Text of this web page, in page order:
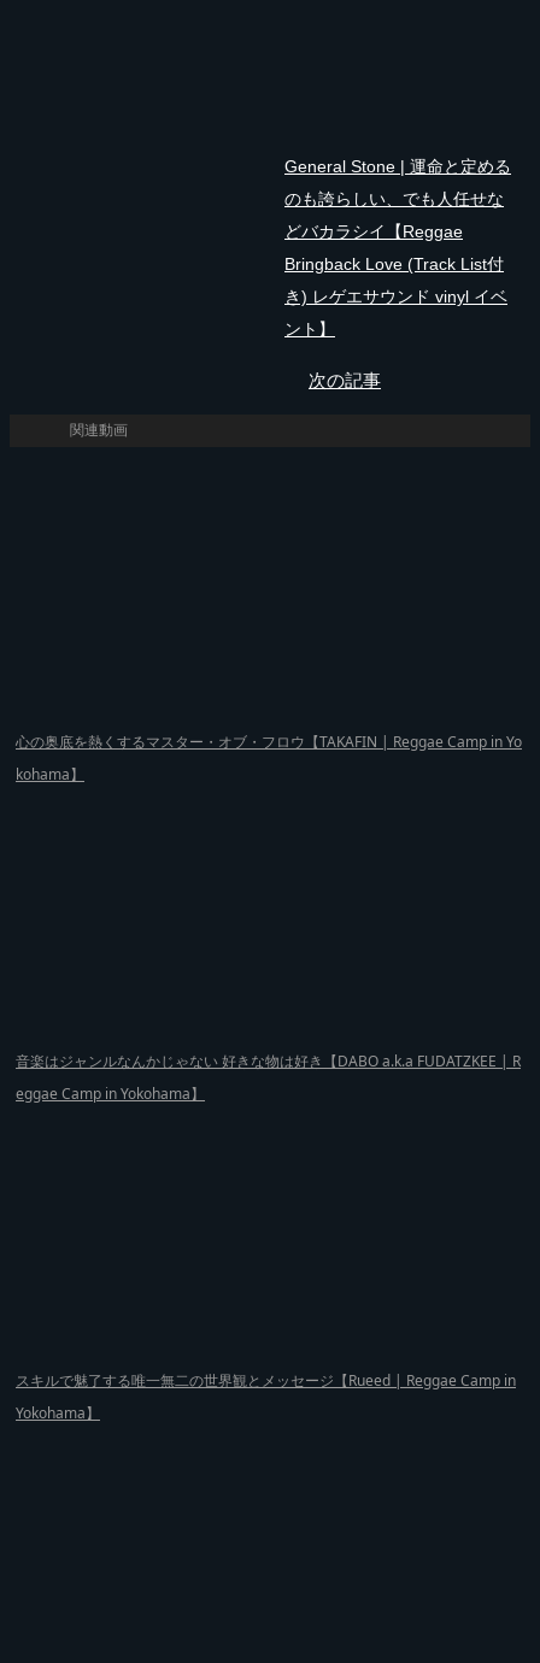
General Stone | 運命と定める
のも誇らしい、でも人任せな
どバカラシイ【Reggae
Bringback Love (Track List付
き) レゲエサウンド vinyl イベ
ント】
次の記事
関連動画
心の奥底を熱くするマスター・オブ・フロウ【TAKAFIN | Reggae Camp in Yo
kohama】
音楽はジャンルなんかじゃない 好きな物は好き【DABO a.k.a FUDATZKEE | R
eggae Camp in Yokohama】
スキルで魅了する唯一無二の世界観とメッセージ【Rueed | Reggae Camp in
Yokohama】